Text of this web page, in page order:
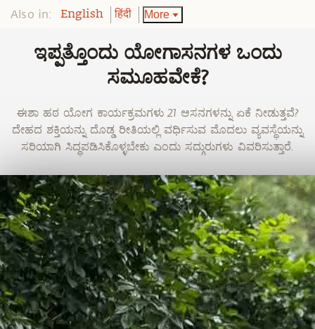
Also in: English हिंदी More
ಇಪ್ಪತ್ತೊಂದು ಯೋಗಾಸನಗಳ ಒಂದು
ಸಮೂಹವೇಕೆ?
ಈಶಾ ಹಠ ಯೋಗ ಕಾರ್ಯಕ್ರಮಗಳು 21 ಆಸನಗಳನ್ನು ಏಕೆ ನೀಡುತ್ತವೆ?
ದೇಹದ ಶಕ್ತಿಯನ್ನು ದೊಡ್ಡ ರೀತಿಯಲ್ಲಿ ವರ್ಧಿಸುವ ಮೊದಲು ವ್ಯವಸ್ಥೆಯನ್ನು
ಸರಿಯಾಗಿ ಸಿದ್ಧಪಡಿಸಿಕೊಳ್ಳಬೇಕು ಎಂದು ಸದ್ಗುರುಗಳು ವಿವರಿಸುತ್ತಾರೆ.